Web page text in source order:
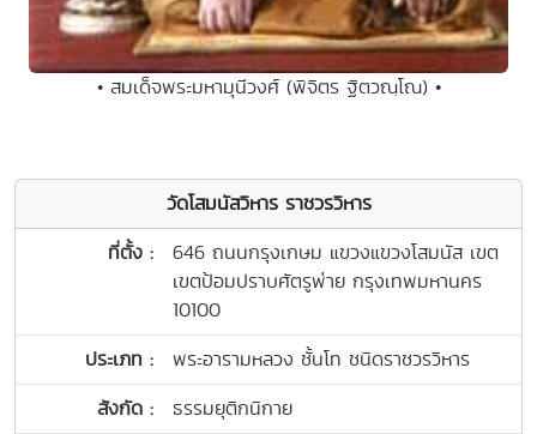
• สมเด็จพระมหามุนีวงศ์ (พิจิตร ฐิตวณฺโณ) •
วัดโสมนัสวิหาร ราชวรวิหาร
ที่ตั้ง :
646 ถนนกรุงเกษม แขวงแขวงโสมนัส เขต
เขตป้อมปราบศัตรูพ่าย กรุงเทพมหานคร
10100
ประเภท :
พระอารามหลวง ชั้นโท ชนิดราชวรวิหาร
สังกัด :
ธรรมยุติกนิกาย